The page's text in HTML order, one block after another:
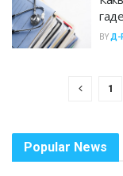
BY Д-
1
Popular News